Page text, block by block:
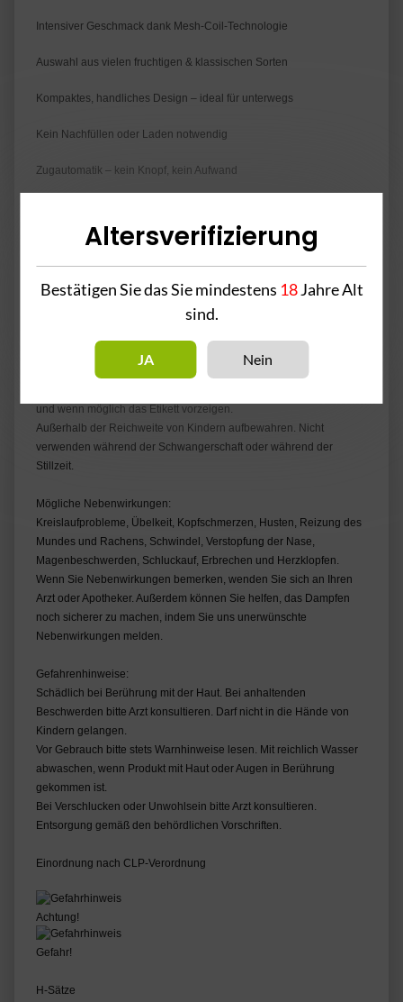
Intensiver Geschmack dank Mesh-Coil-Technologie
Auswahl aus vielen fruchtigen & klassischen Sorten
Kompaktes, handliches Design – ideal für unterwegs
Kein Nachfüllen oder Laden notwendig
Zugautomatik – kein Knopf, kein Aufwand
2% Nikotin pro Pod
Inhaltsstoffe: Propylenglykol, Pflanzenglycerin, Aromastoffe &
und wenn möglich das Etikett vorzeigen.
Außerhalb der Reichweite von Kindern aufbewahren. Nicht
verwenden während der Schwangerschaft oder während der
Stillzeit.
Mögliche Nebenwirkungen:
Kreislaufprobleme, Übelkeit, Kopfschmerzen, Husten, Reizung des
Mundes und Rachens, Schwindel, Verstopfung der Nase,
Magenbeschwerden, Schluckauf, Erbrechen und Herzklopfen.
Wenn Sie Nebenwirkungen bemerken, wenden Sie sich an Ihren
Arzt oder Apotheker. Außerdem können Sie helfen, das Dampfen
noch sicherer zu machen, indem Sie uns unerwünschte
Nebenwirkungen melden.
Gefahrenhinweise:
Schädlich bei Berührung mit der Haut. Bei anhaltenden
Beschwerden bitte Arzt konsultieren. Darf nicht in die Hände von
Kindern gelangen.
Vor Gebrauch bitte stets Warnhinweise lesen. Mit reichlich Wasser
abwaschen, wenn Produkt mit Haut oder Augen in Berührung
gekommen ist.
Bei Verschlucken oder Unwohlsein bitte Arzt konsultieren.
Entsorgung gemäß den behördlichen Vorschriften.
Einordnung nach CLP-Verordnung
Achtung!
Gefahr!
H-Sätze
Altersverifizierung
Bestätigen Sie das Sie mindestens 18Jahre Alt
sind.
JA Nein